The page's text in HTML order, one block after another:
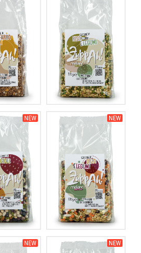
NEW NEW
NEW NEW